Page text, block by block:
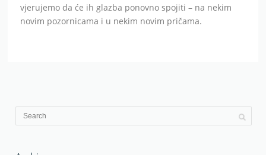
vjerujemo da će ih glazba ponovno spojiti – na nekim
novim pozornicama i u nekim novim pričama.